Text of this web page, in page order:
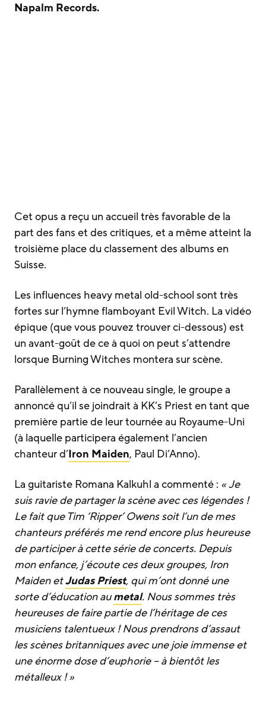
Napalm Records.
Cet opus a reçu un accueil très favorable de la
part des fans et des critiques, et a même atteint la
troisième place du classement des albums en
Suisse.
Les influences heavy metal old-school sont très
fortes sur l’hymne flamboyant Evil Witch. La vidéo
épique (que vous pouvez trouver ci-dessous) est
un avant-goût de ce à quoi on peut s’attendre
lorsque Burning Witches montera sur scène.
Parallèlement à ce nouveau single, le groupe a
annoncé qu’il se joindrait à KK’s Priest en tant que
première partie de leur tournée au Royaume-Uni
(à laquelle participera également l’ancien
chanteur d’Iron Maiden, Paul Di’Anno).
La guitariste Romana Kalkuhl a commenté : « Je
suis ravie de partager la scène avec ces légendes !
Le fait que Tim ‘Ripper’ Owens soit l’un de mes
chanteurs préférés me rend encore plus heureuse
de participer à cette série de concerts. Depuis
mon enfance, j’écoute ces deux groupes, Iron
Maiden etJudas Priest, qui m’ont donné une
sorte d’éducation aumetal. Nous sommes très
heureuses de faire partie de l’héritage de ces
musiciens talentueux ! Nous prendrons d’assaut
les scènes britanniques avec une joie immense et
une énorme dose d’euphorie – à bientôt les
métalleux ! »